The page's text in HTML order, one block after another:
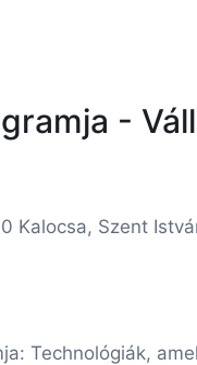
-
Kalocsa, Szent